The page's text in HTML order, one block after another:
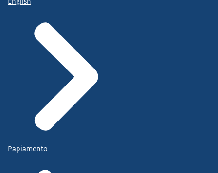
Papiamento